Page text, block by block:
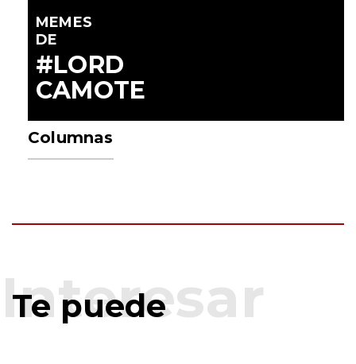
MEMES
DE
#LORD
CAMOTE
Columnas
Te puede